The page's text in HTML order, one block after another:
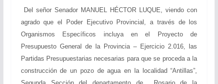
Del señor Senador MANUEL HÉCTOR LUQUE, viendo con
agrado que el Poder Ejecutivo Provincial, a través de los
Organismos Específicos incluya en el Proyecto de
Presupuesto General de la Provincia – Ejercicio 2.016, las
Partidas Presupuestarias necesarias para que se proceda a la
construcción de un pozo de agua en la localidad “Antillas”,